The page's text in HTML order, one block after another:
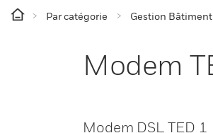
Par catégorie Gestion Bâtiment
Modem
Modem DSL TED 1